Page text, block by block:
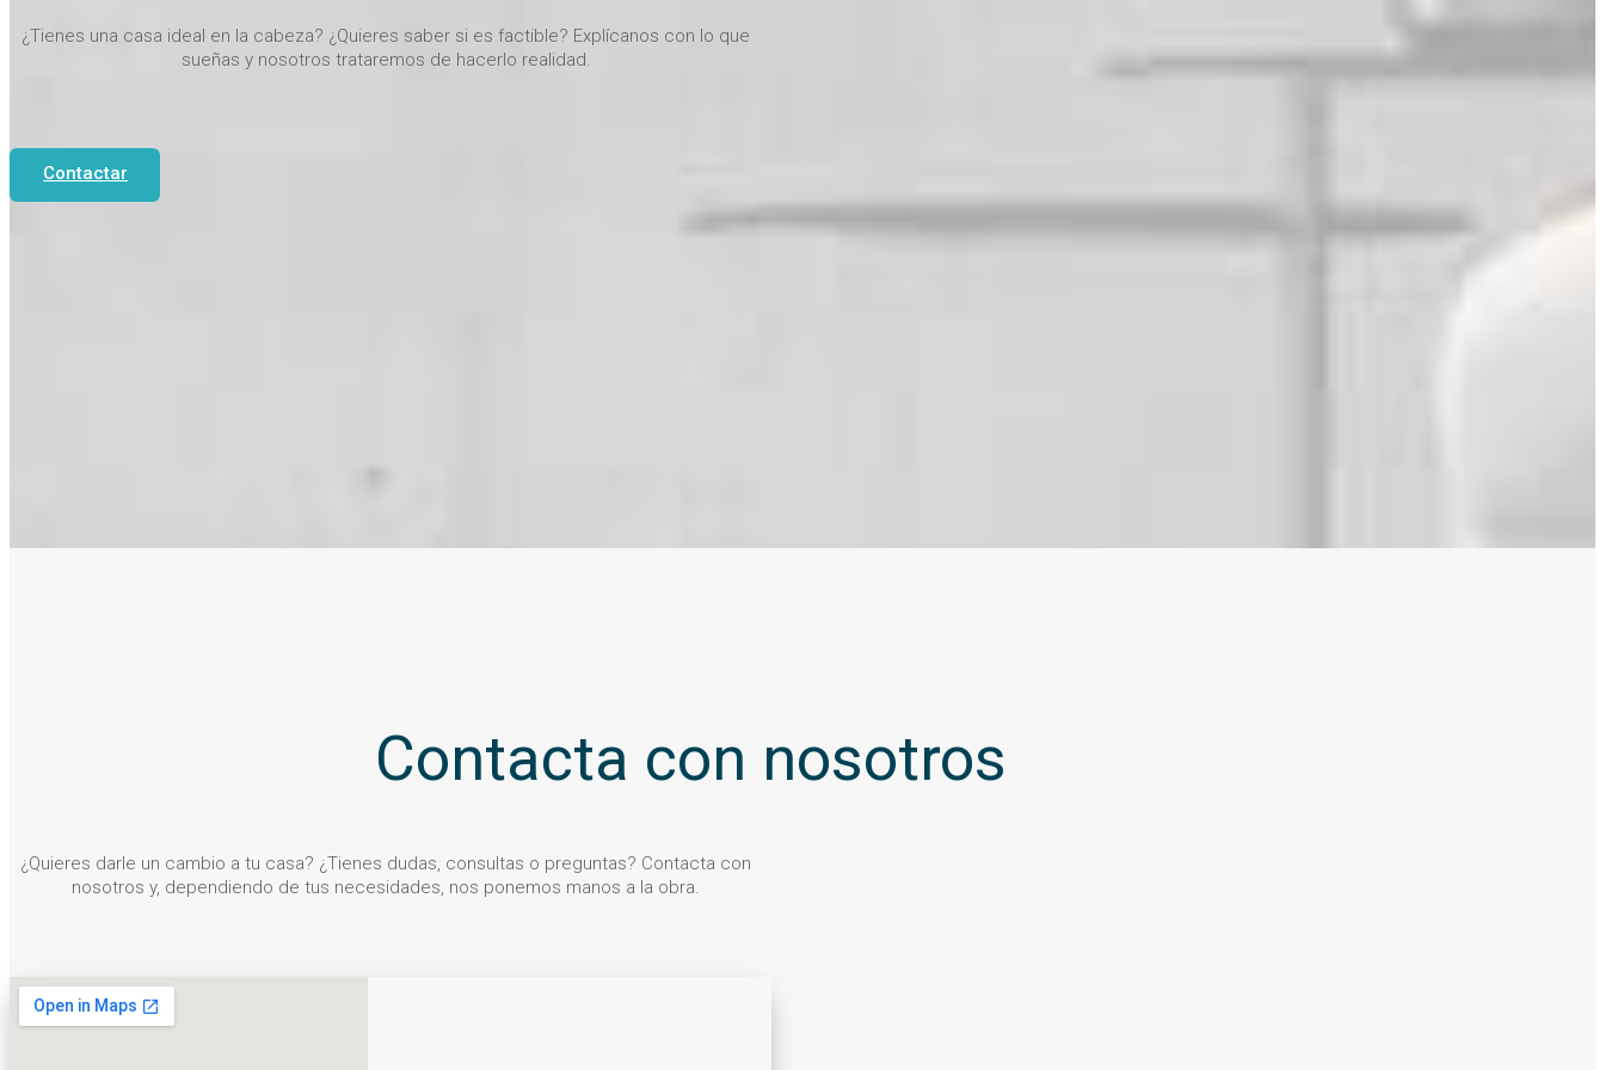
¿Tienes una casa ideal en la cabeza? ¿Quieres saber si es factible? Explícanos con lo que
sueñas y nosotros trataremos de hacerlo realidad.
Contactar
Contacta con nosotros
¿Quieres darle un cambio a tu casa? ¿Tienes dudas, consultas o preguntas? Contacta con
nosotros y, dependiendo de tus necesidades, nos ponemos manos a la obra.